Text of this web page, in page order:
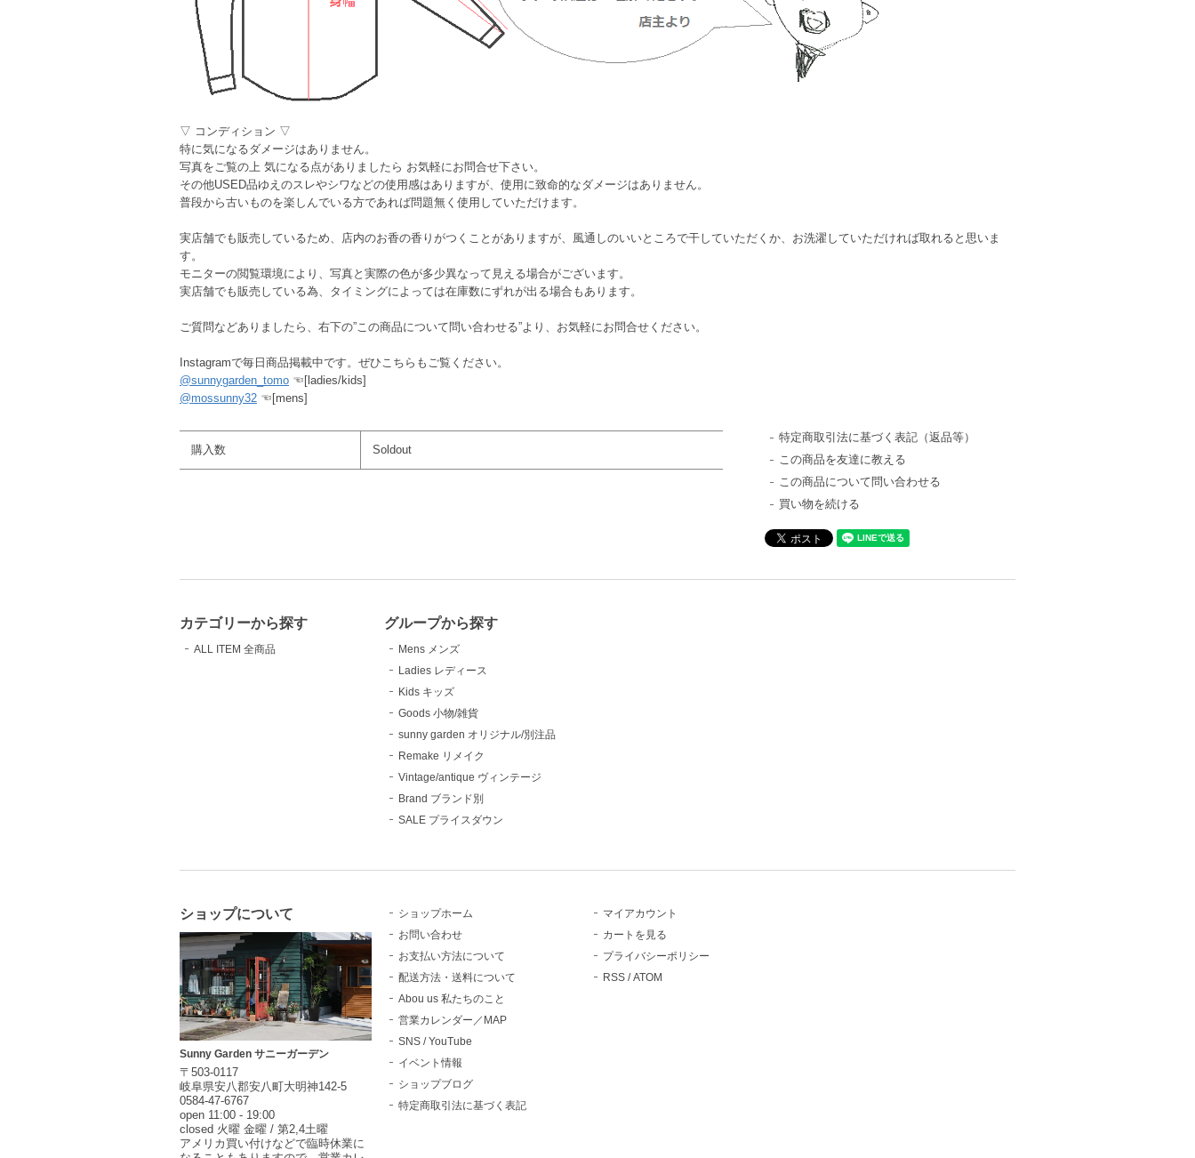
▽ コンディション ▽
特に気になるダメージはありません。
写真をご覧の上 気になる点がありましたら お気軽にお問合せ下さい。
その他USED品ゆえのスレやシワなどの使用感はありますが、使用に致命的なダメージはありません。
普段から古いものを楽しんでいる方であれば問題無く使用していただけます。
実店舗でも販売しているため、店内のお香の香りがつくことがありますが、風通しのいいところで干していただくか、お洗濯していただければ取れると思いま
す。
モニターの閲覧環境により、写真と実際の色が多少異なって見える場合がございます。
実店舗でも販売している為、タイミングによっては在庫数にずれが出る場合もあります。
ご質問などありましたら、右下の”この商品について問い合わせる”より、お気軽にお問合せください。
Instagramで毎日商品掲載中です。ぜひこちらもご覧ください。
@sunnygarden_tomo ☜[ladies/kids]
@mossunny32 ☜[mens]
購入数 Soldout
特定商取引法に基づく表記（返品等）
この商品を友達に教える
この商品について問い合わせる
買い物を続ける
カテゴリーから探す
ALL ITEM 全商品
グループから探す
Mens メンズ
Ladies レディース
Kids キッズ
Goods 小物/雑貨
sunny garden オリジナル/別注品
Remake リメイク
Vintage/antique ヴィンテージ
Brand ブランド別
SALE プライスダウン
ショップについて
Sunny Garden サニーガーデン
〒503-0117
岐阜県安八郡安八町大明神142-5
0584-47-6767
open 11:00 - 19:00
closed 火曜 金曜 / 第2,4土曜
アメリカ買い付けなどで臨時休業に
ショップホーム
お問い合わせ
お支払い方法について
配送方法・送料について
Abou us 私たちのこと
営業カレンダー／MAP
SNS / YouTube
イベント情報
ショップブログ
特定商取引法に基づく表記
マイアカウント
カートを見る
プライバシーポリシー
RSS /ATOM